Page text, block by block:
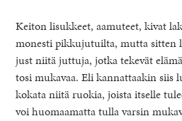
Keiton lisukkeet, aamuteet, kivat
monesti pikkujutuilta, mutta sitten
just niitä juttuja, jotka tekevät
tosi mukavaa. Eli kannattaakin siis
kokata niitä ruokia, joista itselle
voi huomaamatta tulla varsin